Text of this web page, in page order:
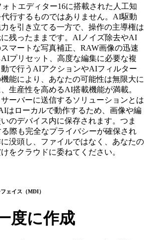
ォトエディター16に搭載された人工知
行するものではありません。AI駆動
を引き立てる一方で、操作の主導権は
残ったままです。AIノイズ除去やAI
マートな写真補正、RAW画像の迅速
プリセット、高度な編集に必要な複
で行うAIアクションやAIフィルター
能により、あなたの可能性は無限大に
生産性を高めるAI搭載機能が満載。
ーバーに送信するソリューションとは
はローカルで動作するため、画像や編
のデバイス内に保存されます。つま
際も完全なプライバシーが確保され
没頭し、ファイルではなく、あなたの
をクラウドに委ねてください。
ェイス（MDI）
度に作成